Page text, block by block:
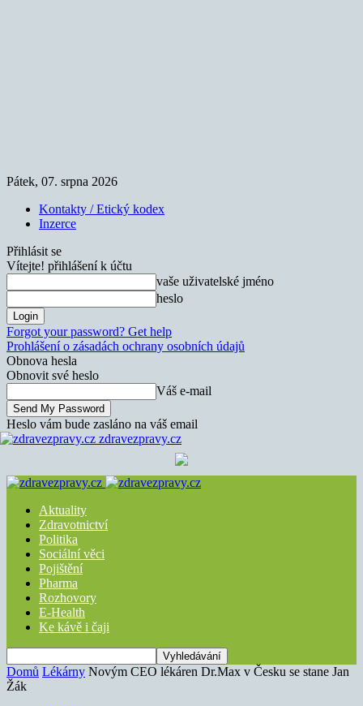
Pátek, 07. srpna 2026
Kontakty / Etický kodex
Inzerce
Přihlásit se
Vítejte! přihlášení k účtu
vaše uživatelské jméno
heslo
Forgot your password? Get help
Prohlášení o zásadách ochrany osobních údajů
Obnova hesla
Obnovit své heslo
Váš e-mail
Heslo vám bude zasláno na váš email
zdravezpravy.cz
Aktuality
Zdravotnictví
Politika
Sociální věci
Pojištění
Pharma
Rozhovory
E-Health
Ke kávě i čaji
Domů Lékárny Novým CEO lékáren Dr.Max v Česku se stane Jan
Žák